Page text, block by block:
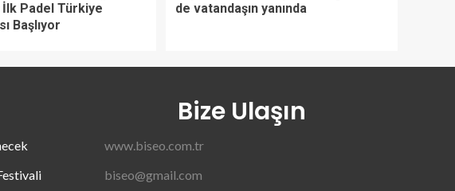
İlk Padel Türkiye
Başlıyor
de vatandaşın yanında
Bize Ulaşın
www.biseo.com.tr
biseo@gmail.com